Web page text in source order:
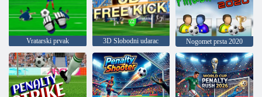
Vratarski prvak 3D Slobodni udarac Nogomet prsta 2020